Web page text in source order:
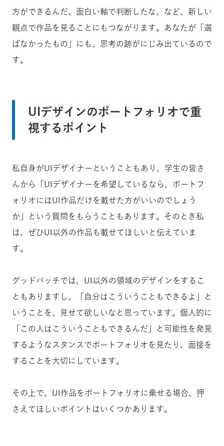
方ができるんだ、面白い軸で判断したな、など、新しい
観点で作品を見ることにもつながります。あなたが「選
ばなかったもの」にも、思考の跡がにじみ出ているので
す。
UIデザインのポートフォリオで重
視するポイント
私自身がUIデザイナーということもあり、学生の皆さ
んから「UIデザイナーを希望しているなら、ポートフ
ォリオにはUI作品だけを載せた方がいいのでしょう
か」という質問をもらうこともあります。そのとき私
は、ぜひUI以外の作品も載せてほしいと伝えていま
す。
グッドパッチでは、UI以外の領域のデザインをするこ
ともありますし、「自分はこういうこともできるよ」と
いうことを、見せて欲しいなと思っています。個人的に
「この人はこういうこともできるんだ」と可能性を発見
するようなスタンスでポートフォリオを見たり、面接を
することを大切にしています。
その上で、UI作品をポートフォリオに乗せる場合、押
さえてほしいポイントはいくつかあります。